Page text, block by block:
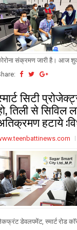
संक्रमण जारी है। आज
सिटी
तिली से
हटाये
डेवलपमेंट, स्मार्ट रोड